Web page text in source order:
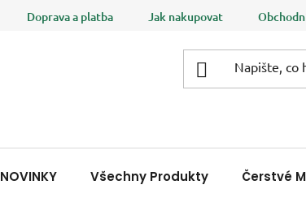
Doprava a platba Jak nakupovat
NOVINKY Všechny Produkty Čerstvé